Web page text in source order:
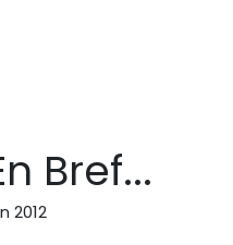
Bref...
2012